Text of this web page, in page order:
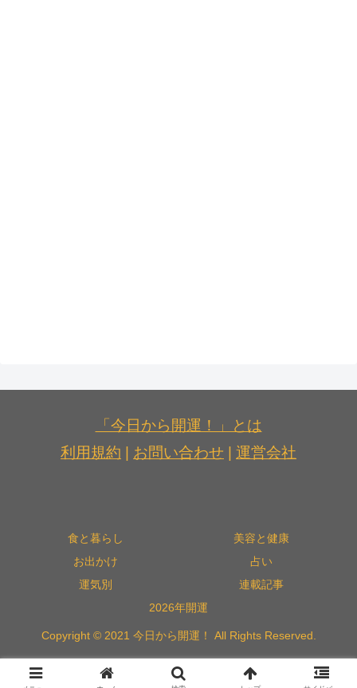
「今日から開運！」とは
利用規約
お問い合わせ 運営会社
食と暮らし
美容と健康
お出かけ
占い
運気別
連載記事
2026年開運
Copyright © 2021 今日から開運！ All Rights Reserved.